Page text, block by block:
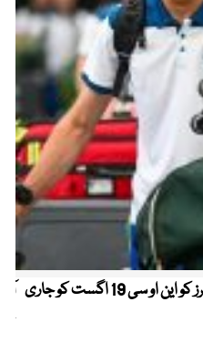
کیریبین پریمیئر لیگ ، قومی کرکٹرز کو این او سی 19 اگست کو جاری